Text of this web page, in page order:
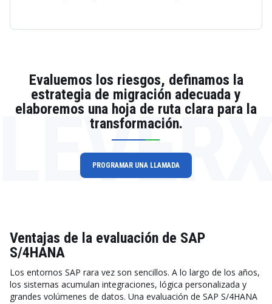
Evaluemos los riesgos, definamos la
estrategia de migración adecuada y
elaboremos una hoja de ruta clara para la
transformación.
PROGRAMAR UNA LLAMADA
Ventajas de la evaluación de SAP
S/4HANA
Los entornos SAP rara vez son sencillos. A lo largo de los años,
los sistemas acumulan integraciones, lógica personalizada y
grandes volúmenes de datos. Una evaluación de SAP S/4HANA